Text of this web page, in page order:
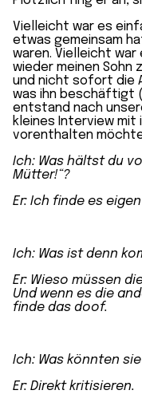
Vielleicht war es
etwas gemeinsam
waren. Vielleicht war
wieder meinen Sohn
und nicht sofort die
was ihn beschäftigt (
entstand nach
kleines Interview mit
vorenthalten
Ich: Was hältst du
Mütter!“?
Er: Ich finde es
Ich: Was ist denn
Er: Wieso müssen
Und wenn es die
finde das doof.
Ich: Was könnten
Er: Direkt kritisieren.